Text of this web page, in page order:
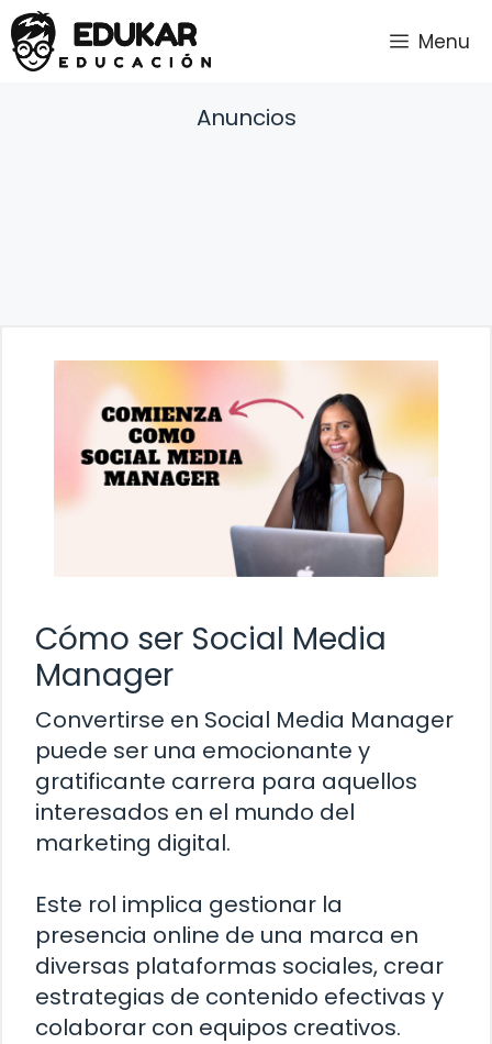
Saltar
al
contenido
Menu
Anuncios
Cómo ser Social Media
Manager
Convertirse en Social Media Manager
puede ser una emocionante y
gratificante carrera para aquellos
interesados en el mundo del
marketing digital.
Este rol implica gestionar la
presencia online de una marca en
diversas plataformas sociales, crear
estrategias de contenido efectivas y
colaborar con equipos creativos.